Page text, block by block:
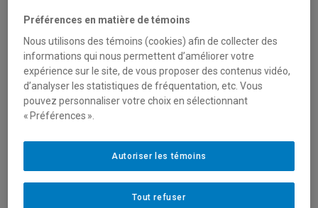
Fonctionnement
Secteur(s)
Sciences humaines et sociales
Description du programme
Ce programme vise à soutenir le développement des
connaissances quant à l’utilisation des écrans, les
facteurs de risque et de protection associés et ses
Préférences en matière de témoins
Nous utilisons des témoins (cookies) afin de collecter des
informations qui nous permettent d’améliorer votre
expérience sur le site, de vous proposer des contenus vidéo,
d’analyser les statistiques de fréquentation, etc. Vous
pouvez personnaliser votre choix en sélectionnant
« Préférences ».
Tout refuser
Autoriser les témoins